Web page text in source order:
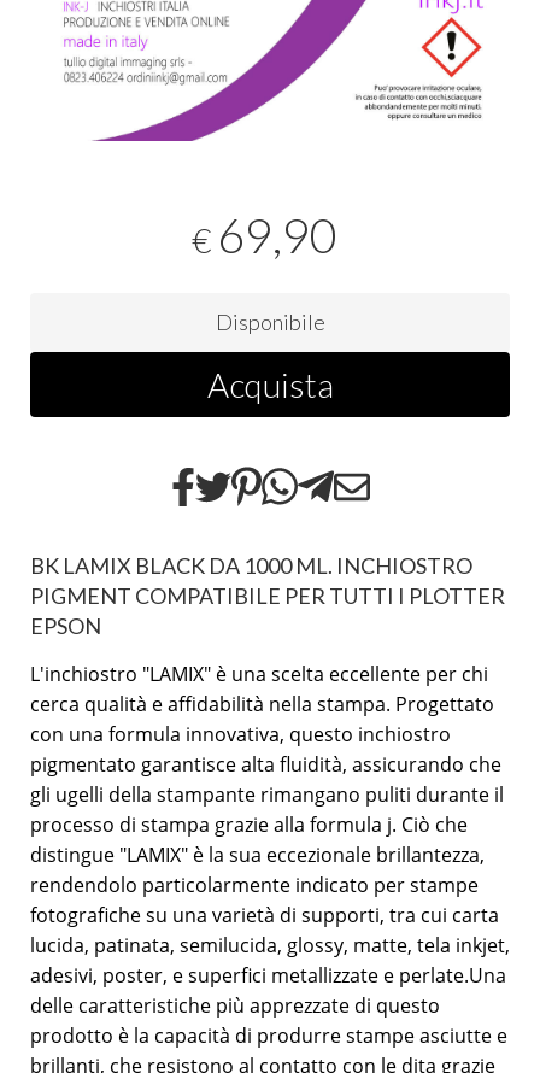
€ 69,90
Disponibile
Acquista
BK LAMIX BLACK DA 1000 ML. INCHIOSTRO
PIGMENT COMPATIBILE PER TUTTI I PLOTTER
EPSON
L'inchiostro "LAMIX" è una scelta eccellente per chi
cerca qualità e affidabilità nella stampa. Progettato
con una formula innovativa, questo inchiostro
pigmentato garantisce alta fluidità, assicurando che
gli ugelli della stampante rimangano puliti durante il
processo di stampa grazie alla formula j. Ciò che
distingue "LAMIX" è la sua eccezionale brillantezza,
rendendolo particolarmente indicato per stampe
fotografiche su una varietà di supporti, tra cui carta
lucida, patinata, semilucida, glossy, matte, tela inkjet,
adesivi, poster, e superfici metallizzate e perlate.Una
delle caratteristiche più apprezzate di questo
prodotto è la capacità di produrre stampe asciutte e
brillanti, che resistono al contatto con le dita grazie